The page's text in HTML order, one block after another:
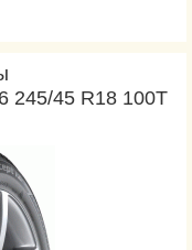
245/45 R18 100T